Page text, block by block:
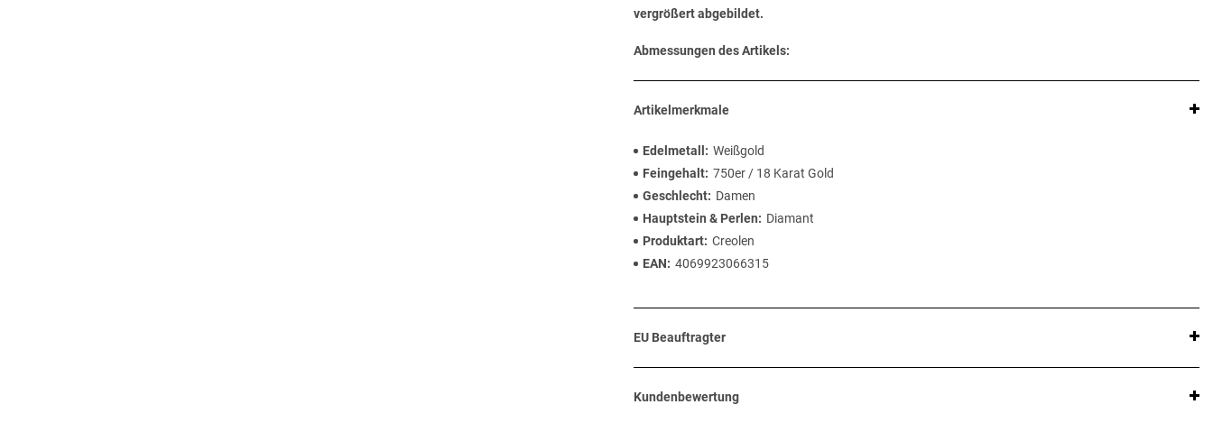
vergrößert abgebildet.
Abmessungen des Artikels:
Artikelmerkmale
Edelmetall
Weißgold
Feingehalt 750er / 18 Karat Gold
Geschlecht
Damen
Hauptstein & Perlen
Diamant
Produktart Creolen
EAN
4069923066315
EU Beauftragter
Kundenbewertung